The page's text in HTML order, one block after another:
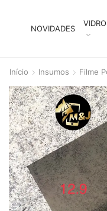
NOVIDADES
Início Insumos Filme